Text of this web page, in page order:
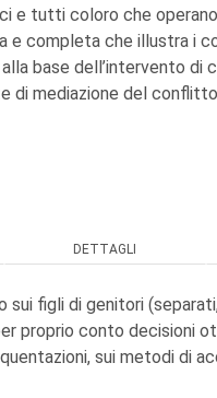
e tutti coloro che
e completa che illustra i
base dell’intervento di
di mediazione del
DETTAGLI
figli di genitori
proprio conto decisioni
sui metodi di